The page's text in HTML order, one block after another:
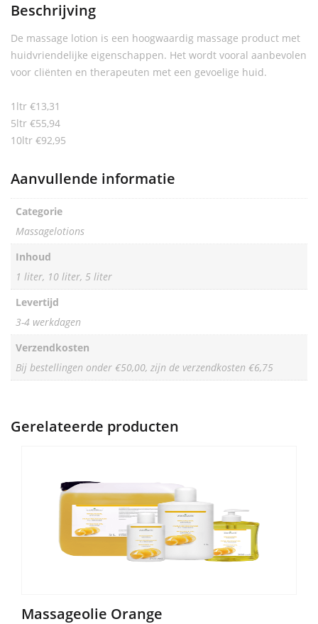
Beschrijving
De massage lotion is een hoogwaardig massage product met
huidvriendelijke eigenschappen. Het wordt vooral aanbevolen
voor cliënten en therapeuten met een gevoelige huid.
1ltr €13,31
5ltr €55,94
10ltr €92,95
Aanvullende informatie
Categorie
Massagelotions
Inhoud
1 liter, 10 liter, 5 liter
Levertijd
3-4 werkdagen
Verzendkosten
Bij bestellingen onder €50,00, zijn de verzendkosten €6,75
Gerelateerde producten
Massageolie Orange